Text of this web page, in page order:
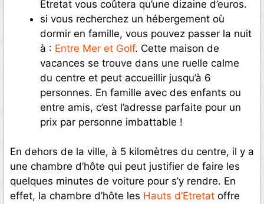
Etretat vous coûtera qu’une dizaine d’euros.
si vous recherchez un hébergement où
dormir en famille, vous pouvez passer la nuit
à : Entre Mer et Golf. Cette maison de
vacances se trouve dans une ruelle calme
du centre et peut accueillir jusqu’à 6
personnes. En famille avec des enfants ou
entre amis, c’est l’adresse parfaite pour un
prix par personne imbattable !
En dehors de la ville, à 5 kilomètres du centre, il y a
une chambre d’hôte qui peut justifier de faire les
quelques minutes de voiture pour s’y rendre. En
effet, la chambre d’hôte les Hauts d’Etretat offre